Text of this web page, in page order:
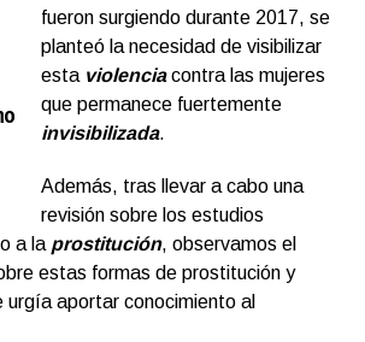
fueron surgiendo durante 2017, se
planteó la necesidad de visibilizar
esta violenciacontra las mujeres
que permanece fuertemente
invisibilizada.
Además, tras llevar a cabo una
revisión sobre los estudios
a la prostitución, observamos el
estas formas de prostitución y
urgía aportar conocimiento al